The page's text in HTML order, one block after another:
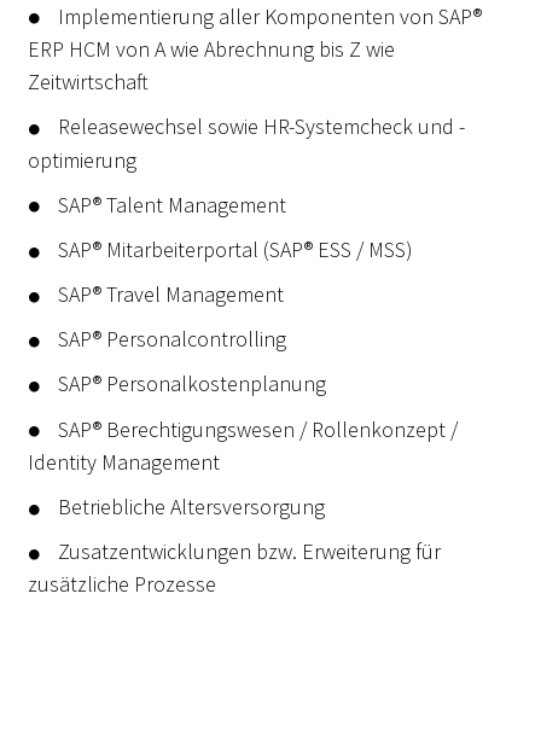
Implementierung aller Komponenten von SAP®
ERP HCM von A wie Abrechnung bis Z wie
Zeitwirtschaft
Releasewechsel sowie HR-Systemcheck und -
optimierung
SAP® Talent Management
SAP® Mitarbeiterportal (SAP® ESS / MSS)
SAP® Travel Management
SAP® Personalcontrolling
SAP® Personalkostenplanung
SAP® Berechtigungswesen / Rollenkonzept /
Identity Management
Betriebliche Altersversorgung
Zusatzentwicklungen bzw. Erweiterung für
zusätzliche Prozesse